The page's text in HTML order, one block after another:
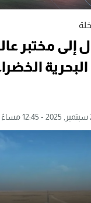
إلى مختبر